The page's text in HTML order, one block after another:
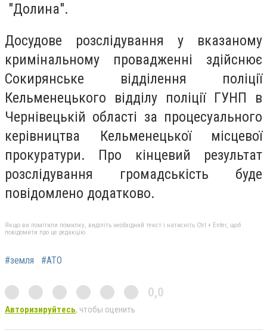
"Долина".
Досудове розслідування у вказаному
кримінальному провадженні здійснює
Сокирянське відділення поліції
Кельменецького відділу поліції ГУНП в
Чернівецькій області за процесуального
керівництва Кельменецької місцевої
прокуратури. Про кінцевий результат
розслідування громадськість буде
повідомлено додатково.
Якщо ви помітили помилку, виділіть необхідний текст і натисніть Ctrl + Enter, щоб
повідомити про це редакцію
#земля #АТО
0,0
Авторизируйтесь, чтобы оценить